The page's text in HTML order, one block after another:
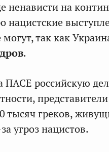
ненависти на
нацистские
так как
.
ПАСЕ российскую
тысяч греков,
угроз нацистов.